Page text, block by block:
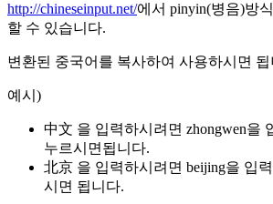
http://chineseinput.net/에서 pinyin(병음)방
할 수 있습니다.
변환된 중국어를 복사하여 사용하시면 됩
예시)
中文 을 입력하시려면 zhongwen을
누르시면됩니다.
北京 을 입력하시려면 beijing을 입
시면 됩니다.